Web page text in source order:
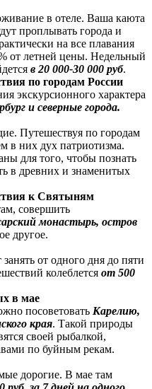
в отеле. Ваша каюта
проплывать города и
на все плавания
от летней цены. Недельный
в 20 000-30 000 руб.
по городам России
экскурсионного характера
и северные города.
Путешествуя по городам
в них дух патриотизма.
для того, чтобы познать
в древних и знаменитых
к Святыням
совершить
монастырь, остров
другое.
от одного дня до пяти
колеблется от 500
в мае
посоветовать Карелию,
края. Такой природы
своей рыбалкой,
по буйным рекам.
дорогие. В мае там